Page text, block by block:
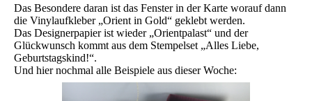
Das Besondere daran ist das Fenster in der Karte worauf dann
die Vinylaufkleber „Orient in Gold“ geklebt werden.
Das Designerpapier ist wieder „Orientpalast“ und der
Glückwunsch kommt aus dem Stempelset „Alles Liebe,
Geburtstagskind!“.
Und hier nochmal alle Beispiele aus dieser Woche: